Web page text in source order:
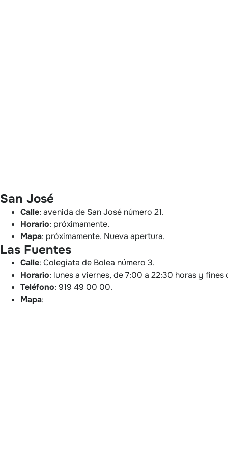
San José
Calle: avenida de San José número 21.
Horario: próximamente.
Mapa: próximamente. Nueva apertura.
Las Fuentes
Calle: Colegiata de Bolea número 3.
Horario: lunes a viernes, de 7:00 a 22:30 horas y
Teléfono: 919 49 00 00.
Mapa: